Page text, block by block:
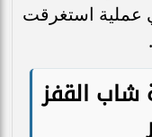
عملية استغرقت
شاب القفز